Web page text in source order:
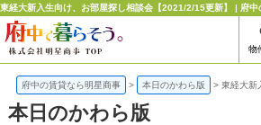
東経大新入生向け、お部屋探し相談会【2021/2/15更新】 | 府
物
府中の賃貸なら明星商事 > 本日のかわら版 > 東経大新
本日のかわら版